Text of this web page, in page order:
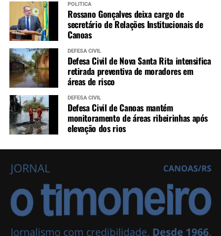
POLÍTICA
Rossano Gonçalves deixa cargo de
secretário de Relações Institucionais de
Canoas
DEFESA CIVIL
Defesa Civil de Nova Santa Rita intensifica
retirada preventiva de moradores em
áreas de risco
DEFESA CIVIL
Defesa Civil de Canoas mantém
monitoramento de áreas ribeirinhas após
elevação dos rios